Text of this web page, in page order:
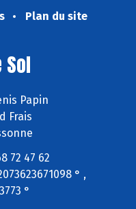
Plan du site
Sol
Papin
Frais
72 47 62
° ,
°